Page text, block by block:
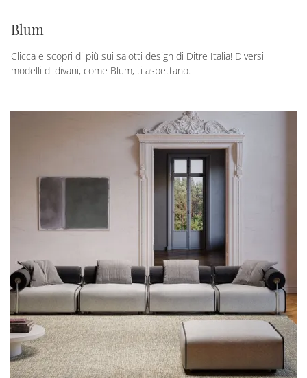
Blum
Clicca e scopri di più sui salotti design di Ditre Italia! Diversi
modelli di divani, come Blum, ti aspettano.